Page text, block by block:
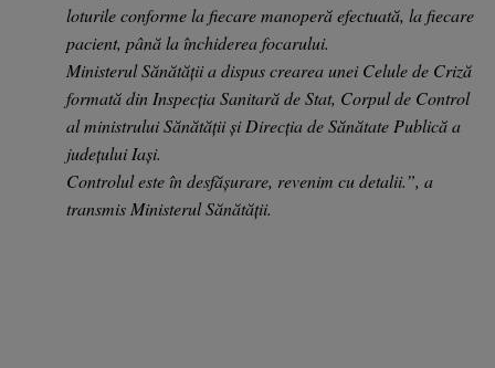
loturile conforme la fiecare manoperă efectuată, la fiecare
pacient, până la închiderea focarului.
Ministerul Sănătății a dispus crearea unei Celule de Criză
formată din Inspecția Sanitară de Stat, Corpul de Control
al ministrului Sănătății și Direcția de Sănătate Publică a
județului Iași.
Controlul este în desfășurare, revenim cu detalii.”, a
transmis Ministerul Sănătății.